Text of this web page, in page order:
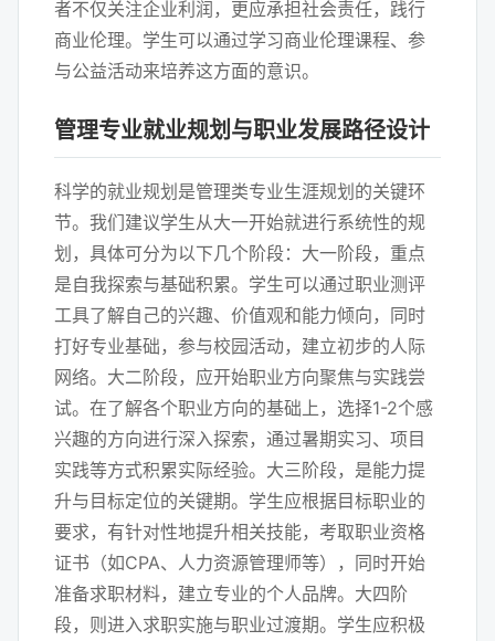
者不仅关注企业利润，更应承担社会责任，践行
商业伦理。学生可以通过学习商业伦理课程、参
与公益活动来培养这方面的意识。
管理专业就业规划与职业发展路径设计
科学的就业规划是管理类专业生涯规划的关键环
节。我们建议学生从大一开始就进行系统性的规
划，具体可分为以下几个阶段：大一阶段，重点
是自我探索与基础积累。学生可以通过职业测评
工具了解自己的兴趣、价值观和能力倾向，同时
打好专业基础，参与校园活动，建立初步的人际
网络。大二阶段，应开始职业方向聚焦与实践尝
试。在了解各个职业方向的基础上，选择1-2个感
兴趣的方向进行深入探索，通过暑期实习、项目
实践等方式积累实际经验。大三阶段，是能力提
升与目标定位的关键期。学生应根据目标职业的
要求，有针对性地提升相关技能，考取职业资格
证书（如CPA、人力资源管理师等），同时开始
准备求职材料，建立专业的个人品牌。大四阶
段，则进入求职实施与职业过渡期。学生应积极